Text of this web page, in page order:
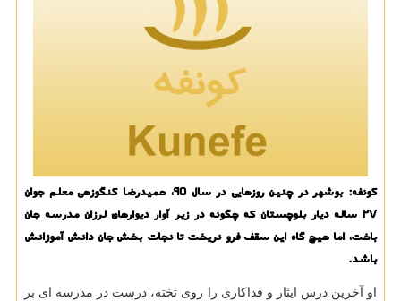
كونفه: بوشهر در چنین روزهایی در سال 95، حمیدرضا كنگوزهی معلم جوان
27 ساله دیار بلوچستان كه چگونه در زیر آوار دیوارهای لرزان مدرسه جان
باخت، اما هیچ گاه این سقف فرو نریخت تا نجات بخش جان دانش آموزانش
باشد.
او آخرین درس ایثار و فداکاری را روی تخته، درست در مدرسه ای بر